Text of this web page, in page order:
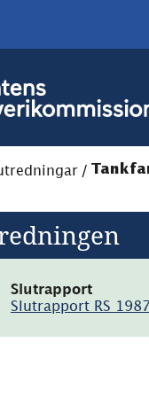
/
Slutrapport
Slutrapport RS